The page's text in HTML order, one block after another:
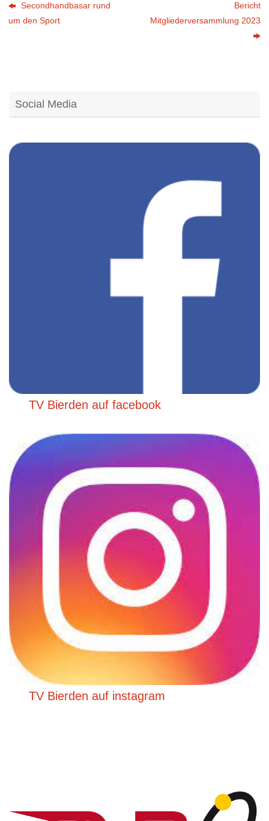
Secondhandbasar rund
um den Sport
Bericht
Mitgliederversammlung 2023
Social Media
TV Bierden auf facebook
TV Bierden auf instagram